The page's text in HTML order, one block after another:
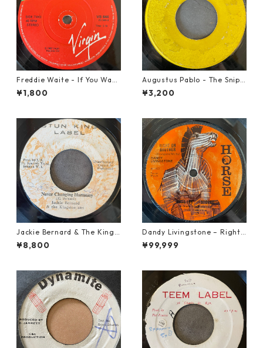
Freddie Waite - If You Want
My Love【7-21943】
¥1,800
Augustus Pablo - The Snipe
r【7-21945】
¥3,200
Jackie Bernard & The Kings
tonians - Never Changing H
armony【7-21948】
¥8,800
Dandy Livingstone – Right
On Brother【7-21946】
¥99,999